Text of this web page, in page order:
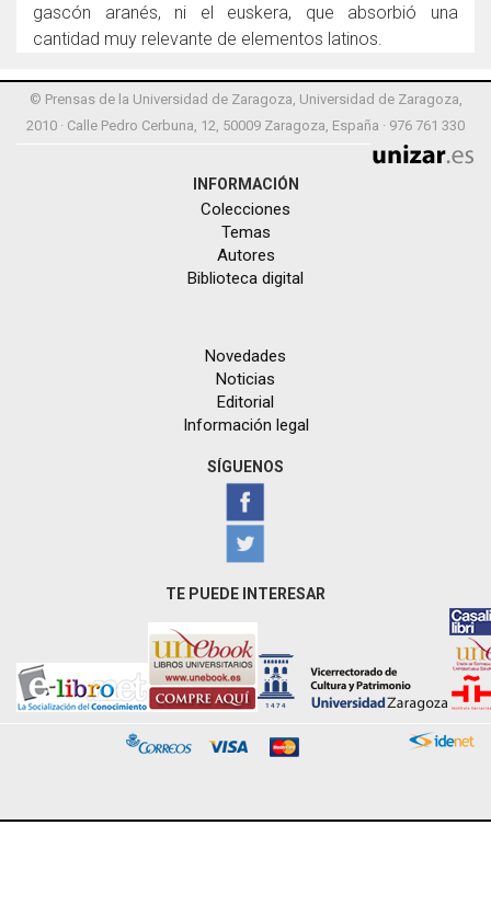
gascón aranés, ni el euskera, que absorbió una
cantidad muy relevante de elementos latinos.
© Prensas de la Universidad de Zaragoza, Universidad de Zaragoza,
2010 · Calle Pedro Cerbuna, 12, 50009 Zaragoza, España · 976 761 330
INFORMACIÓN
Colecciones
Temas
Autores
Biblioteca digital
Novedades
Noticias
Editorial
Información legal
SÍGUENOS
TE PUEDE INTERESAR